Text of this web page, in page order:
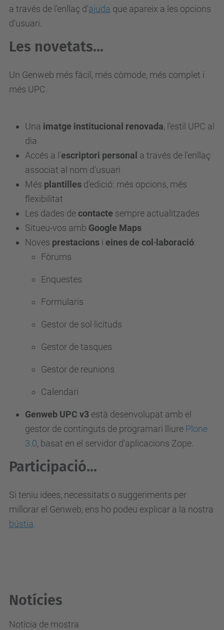
a través de l'enllaç d'ajuda que apareix a les opcions
d'usuari.
Les novetats...
Un Genweb més fàcil, més còmode, més complet i
més UPC.
Una imatge institucional renovada, l'estil UPC al
dia
Accés a l'escriptori personal a través de l'enllaç
associat al nom d'usuari
Més plantilles d'edició: més opcions, més
flexibilitat
Les dades decontacte sempre actualitzades
Situeu-vos amb Google Maps
Noves prestacions i eines de col·laboració:
Fòrums
Enquestes
Formularis
Gestor de sol·licituds
Gestor de tasques
Gestor de reunions
Calendari
Genweb UPC v3 està desenvolupat amb el
gestor de continguts de programari lliure Plone
3.0, basat en el servidor d'aplicacions Zope.
Participació...
Si teniu idees, necessitats o suggeriments per
millorar el Genweb, ens ho podeu explicar a la nostra
bústia
Notícies
Notícia de mostra